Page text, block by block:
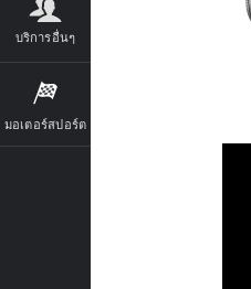
บริการอื่นๆ
มอเตอร์สปอร์ต